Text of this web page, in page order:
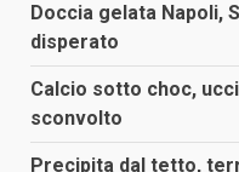
Doccia gelata Napoli,
disperato
Calcio sotto choc,
sconvolto
Precipita dal tetto,